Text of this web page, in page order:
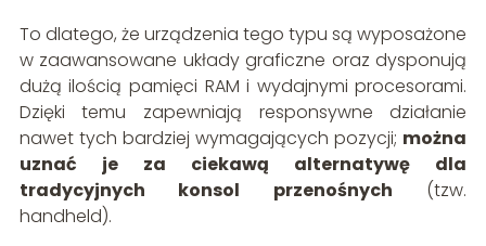
To dlatego, że urządzenia tego typu są wyposażone
w zaawansowane układy graficzne oraz dysponują
dużą ilością pamięci RAM i wydajnymi procesorami.
Dzięki temu zapewniają responsywne działanie
nawet tych bardziej wymagających pozycji; można
uznać je za ciekawą alternatywę dla
tradycyjnych konsol przenośnych (tzw.
handheld).